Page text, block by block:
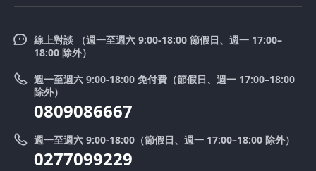
V50 Lite 5G
V50
Funtouch OS
系統升級
零配件價格查詢
送修服務
IMEI 碼驗證
新聞中心
法律聲明
優惠活動
舊機換新機
線上對談 （週一至週六 9:00-18:00 節假日、週一 17:00–
18:00 除外）
週一至週六 9:00-18:00 免付費（節假日、週一 17:00–18:00
除外）
0809086667
週一至週六 9:00-18:00（節假日、週一 17:00–18:00 除外）
0277099229